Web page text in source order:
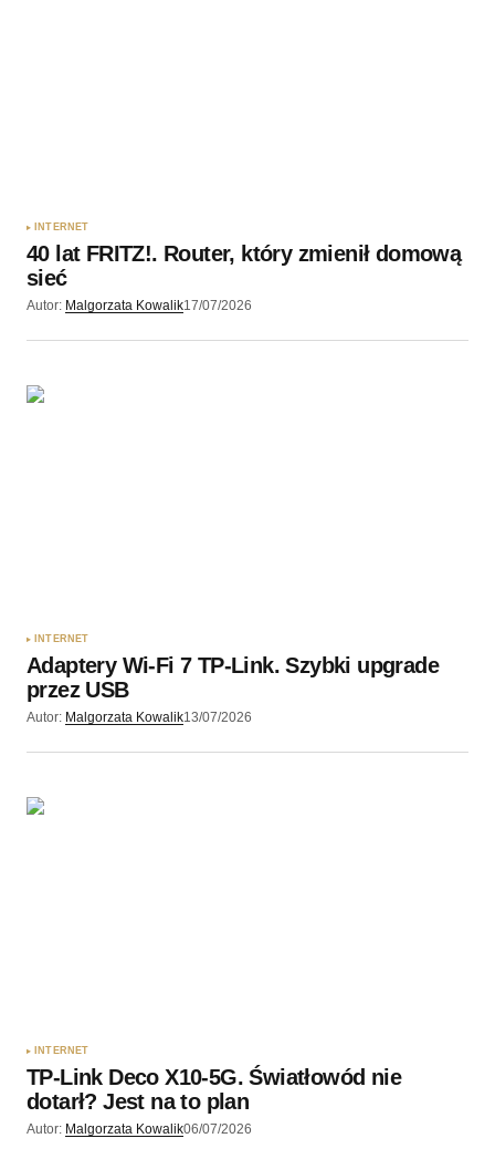
INTERNET
40 lat FRITZ!. Router, który zmienił domową
sieć
Autor: Malgorzata Kowalik17/07/2026
INTERNET
Adaptery Wi-Fi 7 TP-Link. Szybki upgrade
przez USB
Autor: Malgorzata Kowalik13/07/2026
INTERNET
TP-Link Deco X10-5G. Światłowód nie
dotarł? Jest na to plan
Autor: Malgorzata Kowalik06/07/2026